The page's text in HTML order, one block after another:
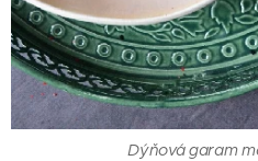
Dýňová garam